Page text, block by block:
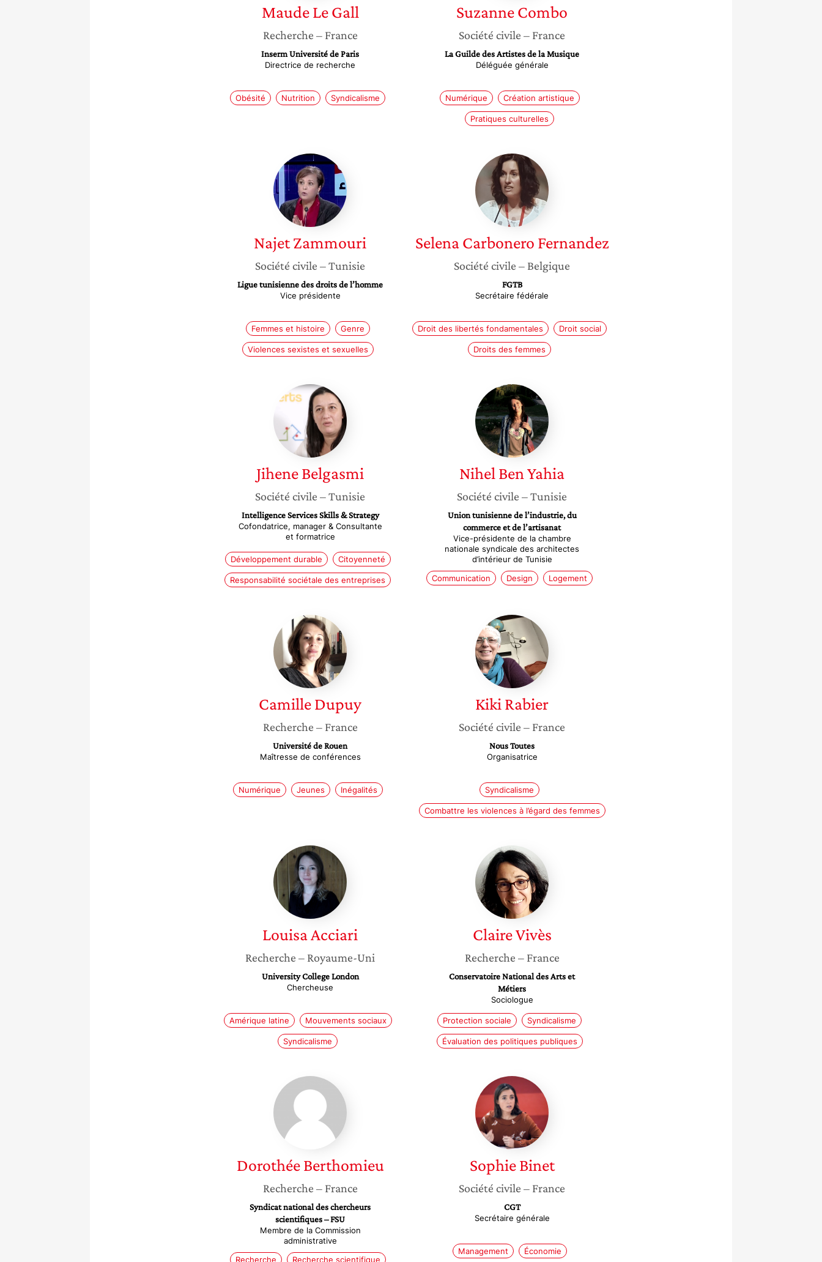
Maude Le Gall
Recherche – France
Inserm Université de Paris
Directrice de recherche
Obésité Nutrition Syndicalisme
SuzanneCombo
Société civile – France
La Guilde des Artistes de la Musique
Déléguée générale
Numérique Création artistique
Pratiques culturelles
Najet
Zammouri
NajetZammouri
Société civile – Tunisie
Ligue tunisienne des droits de l’homme
Vice présidente
Femmes et histoire Genre
Violences sexistes et sexuelles
Selena
Carbonero
Fernandez
Selena Carbonero Fernandez
Société civile – Belgique
FGTB
Secrétaire fédérale
Droit des libertés fondamentales Droit social
Droits des femmes
Jihene
Belgasmi
JiheneBelgasmi
Société civile – Tunisie
Intelligence Services Skills & Strategy
Cofondatrice, manager & Consultante
et formatrice
Développement durable Citoyenneté
Responsabilité sociétale des entreprises
Nihel
Ben
Yahia
Nihel Ben Yahia
Société civile – Tunisie
Union tunisienne de l’industrie, du
commerce et de l’artisanat
Vice-présidente de la chambre
nationale syndicale des architectes
d’intérieur de Tunisie
Communication
Design Logement
Camille
Dupuy
CamilleDupuy
Recherche – France
Université de Rouen
Maîtresse de conférences
Numérique Jeunes Inégalités
Kiki
Rabier
Kiki Rabier
Société civile – France
Nous Toutes
Organisatrice
Syndicalisme
Combattre les violences à l’égard des femmes
Louisa
Acciari
LouisaAcciari
Recherche – Royaume-Uni
University College London
Chercheuse
Amérique latine Mouvements sociaux
Syndicalisme
Claire
Vivès
ClaireVivès
Recherche – France
Conservatoire National des Arts et
Métiers
Sociologue
Protection sociale Syndicalisme
Évaluation des politiques publiques
Dorothée
Berthomieu
Dorothée Berthomieu
Recherche – France
Syndicat national des chercheurs
scientifiques – FSU
Membre de la Commission
administrative
Recherche
Recherche scientifique
Sophie
Binet
Sophie Binet
Société civile – France
CGT
Secrétaire générale
Management Économie